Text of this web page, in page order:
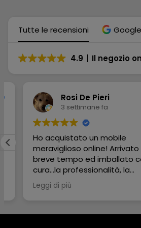
Tutte le recensioni Google
4.9 Il negozio
Rosi De Pieri
3 settimane fa
Ho acquistato un mobile
meraviglioso online! Arrivato in
breve tempo ed imballato con
cura...la professionalità, la
disponibilità e la gentilezza del
commerciante è stata
grazie
Leggi di più